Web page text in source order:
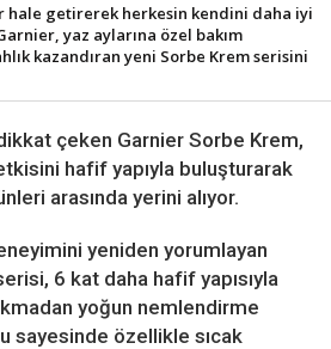
hale getirerek herkesin kendini daha iyi
yaz aylarına özel bakım
kazandıran yeni Sorbe Krem serisini
çeken Garnier Sorbe Krem,
hafif yapıyla buluşturarak
arasında yerini alıyor.
yeniden yorumlayan
6 kat daha hafif yapısıyla
yoğun nemlendirme
sayesinde özellikle sıcak